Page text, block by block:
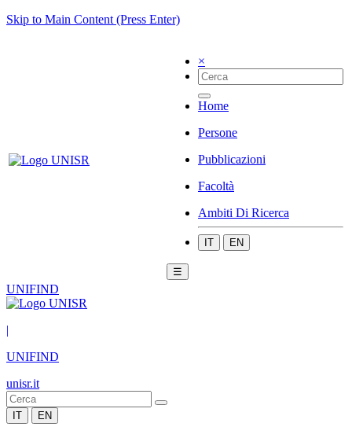
Skip to Main Content (Press Enter)
×
Home
Persone
Pubblicazioni
Facoltà
Ambiti Di Ricerca
IT EN
☰
UNIFIND
|
UNIFIND
unisr.it
IT EN